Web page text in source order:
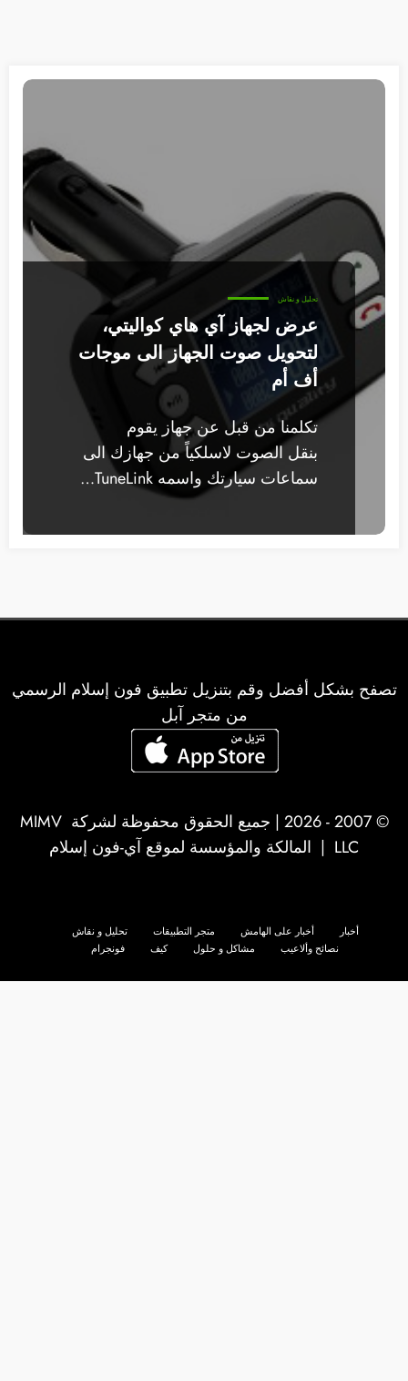
تحليل و نقاش
عرض لجهاز آي هاي كواليتي،
لتحويل صوت الجهاز الى موجات
أف أم
تكلمنا من قبل عن جهاز يقوم
بنقل الصوت لاسلكياً من جهازك الى
سماعات سيارتك واسمه TuneLink…
تصفح بشكل أفضل وقم بتنزيل تطبيق فون إسلام الرسمي
من متجر آبل
© 2007 - 2026 | جميع الحقوق محفوظة لشركة
MIMV
LLC | المالكة والمؤسسة لموقع آي-فون إسلام
أخبار أخبار على الهامش متجر التطبيقات
تحليل و نقاش
نصائح وألاعيب
مشاكل و حلول كيف فونجرام